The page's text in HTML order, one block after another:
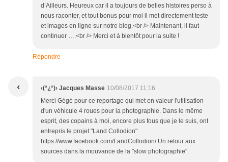
d’Ailleurs. Heureux car il a toujours de belles histoires perso à
nous raconter, et tout bonus pour moi il met directement teste
et images en ligne sur notre blog.<br /> Maintenant, il faut
continuer ….<br /> Merci et à bientôt pour la suite !
Répondre
‹ ‹(°¿°)› Jacques Masse 10/08/2017 11:16
Merci Gégé pour ce reportage qui met en valeur l'utilisation
d'un véhicule 4 roues pour la photographie. Dans le même
esprit, des copains à moi, encore plus fous que je le suis, ont
entrepris le projet "Land Collodion"
https://www.facebook.com/LandCollodion/ Un retour aux
sources dans la mouvance de la "slow photographie".